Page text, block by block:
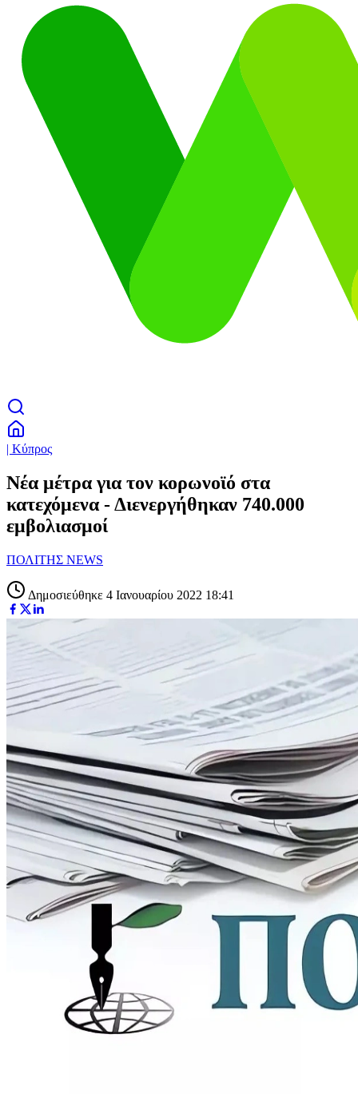
| Κύπρος
Νέα μέτρα για τον κορωνοϊό στα
κατεχόμενα - Διενεργήθηκαν 740.000
εμβολιασμοί
ΠΟΛΙΤΗΣ NEWS
Δημοσιεύθηκε 4 Ιανουαρίου 2022 18:41